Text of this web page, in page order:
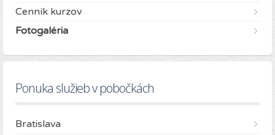
Cenník kurzov
Fotogaléria
Ponuka služieb v pobočkách
Bratislava